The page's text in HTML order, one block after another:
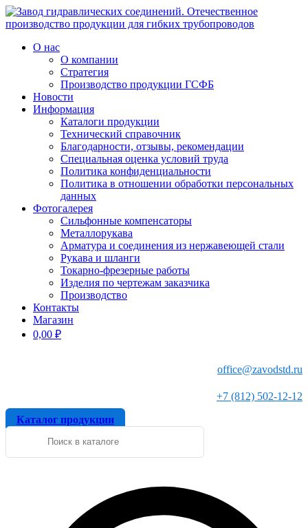
О нас
О компании
Стратегия
Производство продукции ГСФБ
Новости
Информация
Каталоги продукции
Технический справочник
Благодарности, отзывы, рекомендации
Специальная оценка условий труда
Политика конфиденциальности
Политика в отношении обработки персональных
данных
Фотогалерея
Сильфонные компенсаторы
Металлорукава
Арматура и соединения из нержавеющей стали
Рукава и шланги
Токарно-фрезерные работы
Изделия по чертежам заказчика
Производство
Контакты
Магазин
0,00 ₽
office@zavodstd.ru
+7 (812) 502-12-12
Каталог продукции